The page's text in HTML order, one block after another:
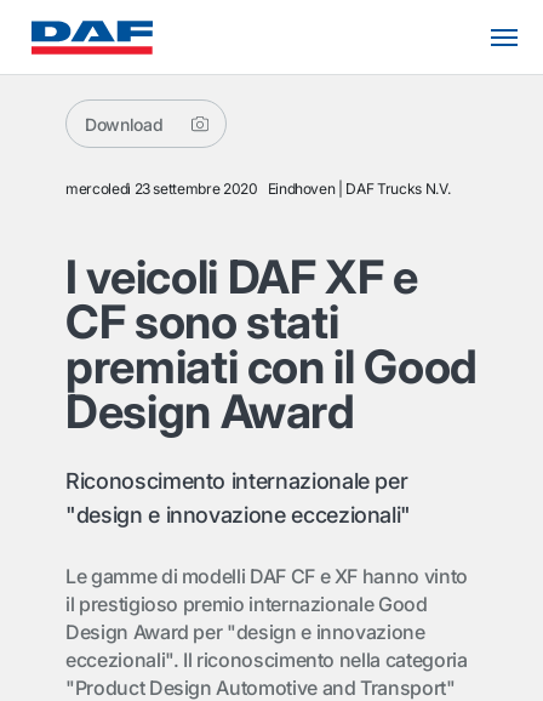
Download
mercoledì 23 settembre 2020 Eindhoven DAF Trucks N.V.
I veicoli DAF XF e
CF sono stati
premiati con il Good
Design Award
Riconoscimento internazionale per
"design e innovazione eccezionali"
Le gamme di modelli DAF CF e XF hanno vinto
il prestigioso premio internazionale Good
Design Award per "design e innovazione
eccezionali". Il riconoscimento nella categoria
"Product Design Automotive and Transport"